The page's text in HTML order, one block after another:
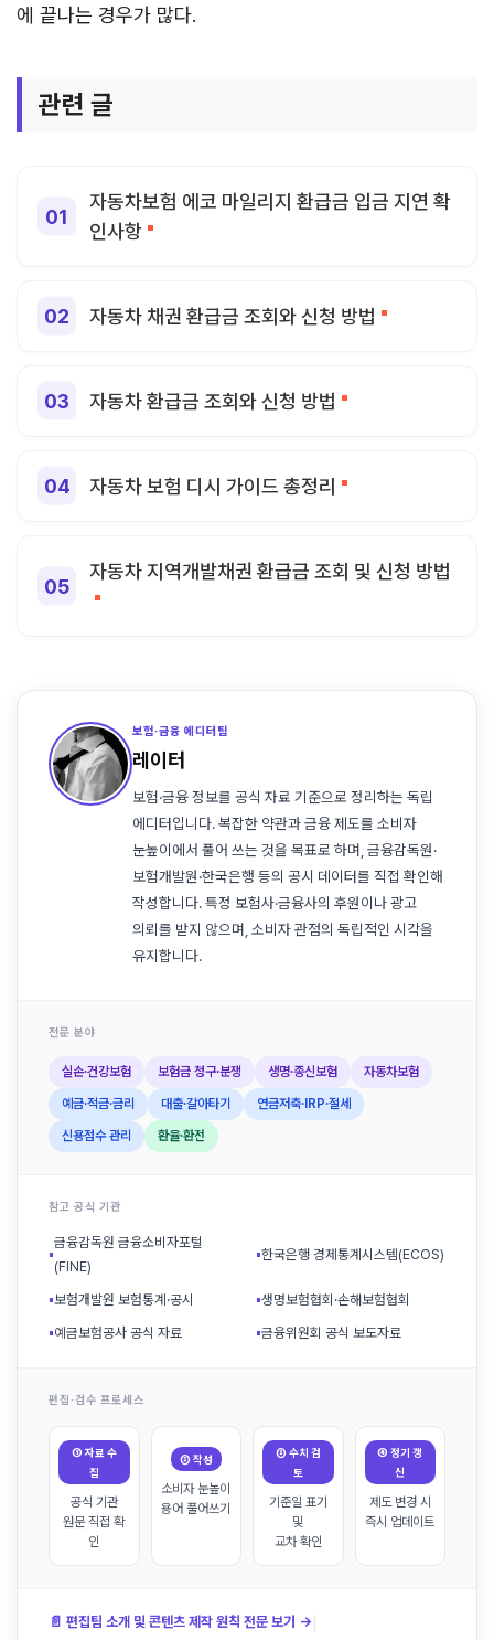
에 끝나는 경우가 많다.
관련 글
자동차보험 에코 마일리지 환급금 입금 지연 확
인사항
자동차 채권 환급금 조회와 신청 방법
자동차 환급금 조회와 신청 방법
자동차 보험 디시 가이드 총정리
자동차 지역개발채권 환급금 조회 및 신청 방법
보험·금융 에디터팀
레이터
보험·금융 정보를 공식 자료 기준으로 정리하는 독립
에디터입니다. 복잡한 약관과 금융 제도를 소비자
눈높이에서 풀어 쓰는 것을 목표로 하며, 금융감독원·
보험개발원·한국은행 등의 공시 데이터를 직접 확인해
작성합니다. 특정 보험사·금융사의 후원이나 광고
의뢰를 받지 않으며, 소비자 관점의 독립적인 시각을
유지합니다.
전문 분야
실손·건강보험 보험금 청구·분쟁 생명·종신보험 자동차보험
예금·적금·금리 대출·갈아타기 연금저축·IRP·절세
신용점수 관리 환율·환전
참고 공식 기관
▪
금융감독원 금융소비자포털
(FINE)
▪한국은행 경제통계시스템(ECOS)
▪보험개발원 보험통계·공시 ▪생명보험협회·손해보험협회
▪예금보험공사 공식 자료 ▪금융위원회 공식 보도자료
편집·검수 프로세스
① 자료 수
집
공식 기관
원문 직접 확
인
② 작성
소비자 눈높이
용어 풀어쓰기
③ 수치 검
토
기준일 표기
및
교차 확인
④ 정기 갱
신
제도 변경 시
즉시 업데이트
📄 편집팀 소개 및 콘텐츠 제작 원칙 전문 보기 → |